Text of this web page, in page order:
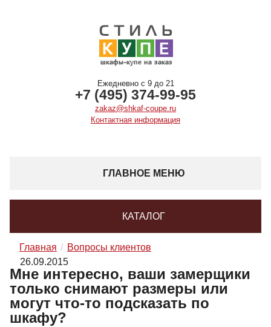
Ежедневно с 9 до 21
+7 (495) 374-99-95
zakaz@shkaf-coupe.ru
Контактная информация
ГЛАВНОЕ МЕНЮ
КАТАЛОГ
Главная
Вопросы клиентов
26.09.2015
Мне интересно, ваши замерщики
только снимают размеры или
могут что-то подсказать по
шкафу?